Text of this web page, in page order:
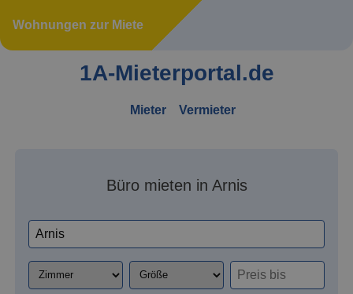
Wohnungen zur Miete
1A-Mieterportal.de
Mieter Vermieter
Büro mieten in Arnis